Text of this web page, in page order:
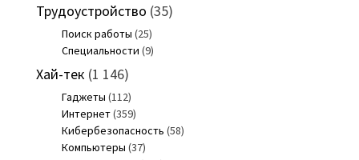
Трудоустройство (35)
Поиск работы (25)
Специальности (9)
Хай-тек (1 146)
Гаджеты (112)
Интернет(359)
Кибербезопасность (58)
Компьютеры (37)